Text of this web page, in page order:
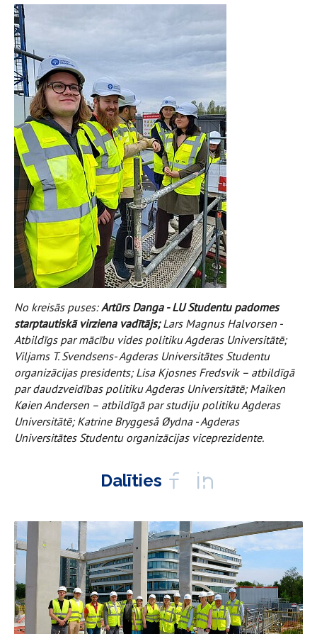
No kreisās puses:Artūrs Danga - LU Studentu padomes
starptautiskā virziena vadītājs;Lars Magnus Halvorsen -
Atbildīgs par mācību vides politiku Agderas Universitātē;
Viljams T. Svendsens- Agderas Universitātes Studentu
organizācijas presidents; Lisa Kjosnes Fredsvik – atbildīgā
par daudzveidības politiku Agderas Universitātē; Maiken
Køien Andersen – atbildīgā par studiju politiku Agderas
Universitātē; Katrine Bryggeså Øydna - Agderas
Universitātes Studentu organizācijas viceprezidente.
Dalīties